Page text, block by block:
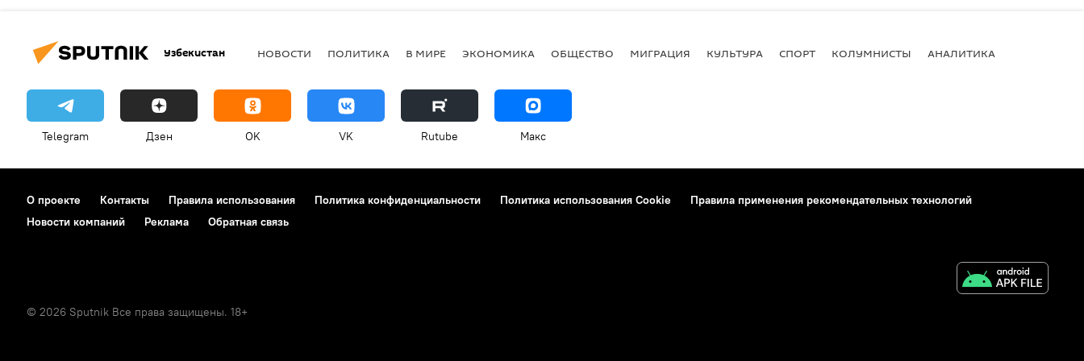
Узбекистан НОВОСТИ ПОЛИТИКА В МИРЕ ЭКОНОМИКА ОБЩЕСТВО МИГРАЦИЯ КУЛЬТУРА СПОРТ КОЛУМНИСТЫ АНАЛИТИКА
Telegram Дзен OK VK Rutube Макс
О проекте Контакты Правила использования Политика конфиденциальности Политика использования Cookie
Правила применения рекомендательных технологий
Новости компаний
Реклама Обратная связь
© 2026 Sputnik Все права защищены. 18+